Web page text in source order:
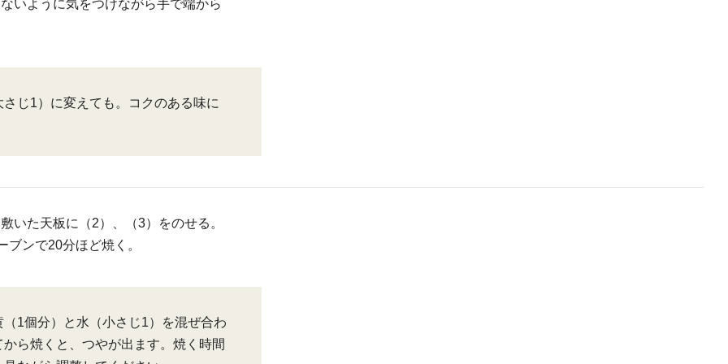
いように気をつけながら手で端から
じ1）に変えても。コクのある味に
いた天板に（2）、（3）をのせる。
ンで20分ほど焼く。
1個分）と水（小さじ1）を混ぜ合わ
ら焼くと、つやが出ます。焼く時間